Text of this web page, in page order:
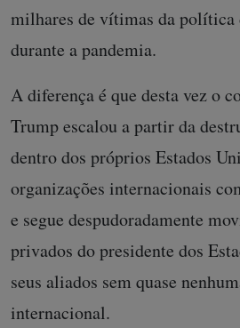
milhares de vítimas da política
durante a pandemia.
A diferença é que desta vez o
Trump escalou a partir da
dentro dos próprios Estados
organizações internacionais
e segue despudoradamente
privados do presidente dos
seus aliados sem quase
internacional.